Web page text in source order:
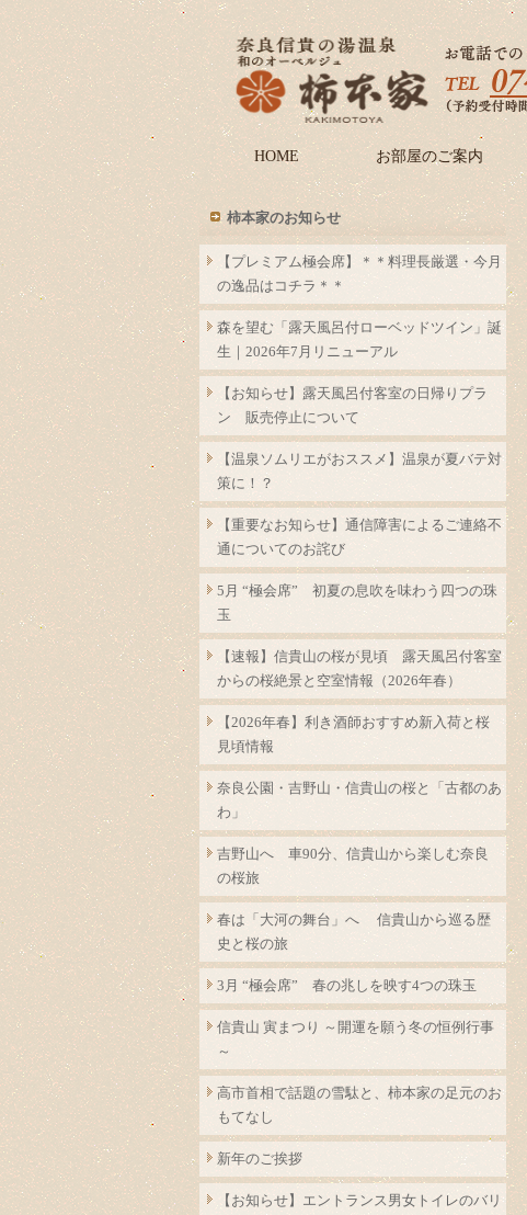
HOME お部屋のご案内
柿本家のお知らせ
【プレミアム極会席】＊＊料理長厳選・今月
の逸品はコチラ＊＊
森を望む「露天風呂付ローベッドツイン」誕
生｜2026年7月リニューアル
【お知らせ】露天風呂付客室の日帰りプラ
ン 販売停止について
【温泉ソムリエがおススメ】温泉が夏バテ対
策に！？
【重要なお知らせ】通信障害によるご連絡不
通についてのお詫び
5月 “極会席” 初夏の息吹を味わう四つの珠
玉
【速報】信貴山の桜が見頃 露天風呂付客室
からの桜絶景と空室情報（2026年春）
【2026年春】利き酒師おすすめ新入荷と桜
見頃情報
奈良公園・吉野山・信貴山の桜と「古都のあ
わ」
吉野山へ 車90分、信貴山から楽しむ奈良
の桜旅
春は「大河の舞台」へ 信貴山から巡る歴
史と桜の旅
3月 “極会席” 春の兆しを映す4つの珠玉
信貴山 寅まつり ～開運を願う冬の恒例行事
～
高市首相で話題の雪駄と、柿本家の足元のお
もてなし
新年のご挨拶
【お知らせ】エントランス男女トイレのバリ